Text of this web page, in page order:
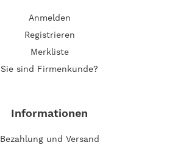
Anmelden
Registrieren
Merkliste
Sie sind Firmenkunde?
Informationen
Bezahlung und Versand